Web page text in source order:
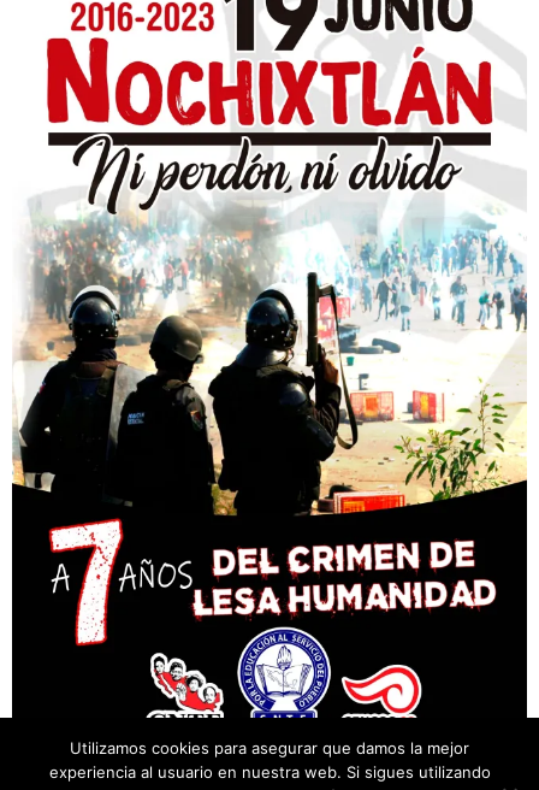
Utilizamos cookies para asegurar que damos la mejor
experiencia al usuario en nuestra web. Si sigues utilizando